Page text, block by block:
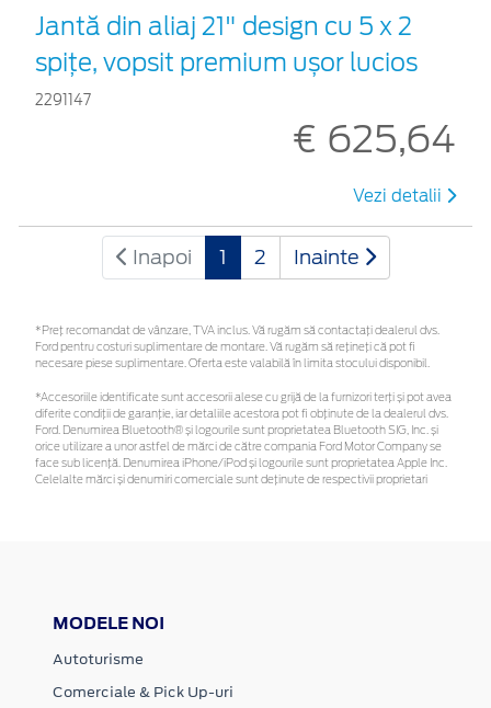
Jantă din aliaj 21" design cu 5 x 2
spițe, vopsit premium ușor lucios
2291147
€ 625,64
Vezi detalii
Inapoi 1 2 Inainte
*Preţ recomandat de vânzare, TVA inclus. Vă rugăm să contactaţi dealerul dvs.
Ford pentru costuri suplimentare de montare. Vă rugăm să rețineți că pot fi
necesare piese suplimentare. Oferta este valabilă în limita stocului disponibil.
*Accesoriile identificate sunt accesorii alese cu grijă de la furnizori terți și pot avea
diferite condiții de garanție, iar detaliile acestora pot fi obținute de la dealerul dvs.
Ford. Denumirea Bluetooth® și logourile sunt proprietatea Bluetooth SIG, Inc. și
orice utilizare a unor astfel de mărci de către compania Ford Motor Company se
face sub licență. Denumirea iPhone/iPod și logourile sunt proprietatea Apple Inc.
Celelalte mărci și denumiri comerciale sunt deținute de respectivii proprietari
MODELE NOI
Autoturisme
Comerciale & Pick Up-uri